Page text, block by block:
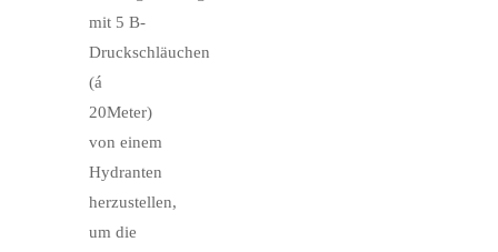
mit 5 B-
Druckschläuchen
(á
20Meter)
von einem
Hydranten
herzustellen,
um die